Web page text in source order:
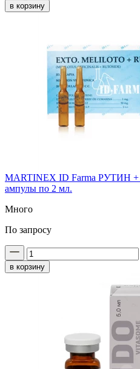
в корзину
MARTINEX ID Farma
ампулы по 2 мл.
Много
По запросу
в корзину